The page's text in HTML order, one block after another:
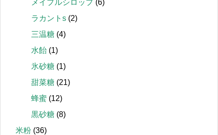
メイプルシロップ(6)
ラカントs (2)
三温糖 (4)
水飴 (1)
氷砂糖 (1)
甜菜糖 (21)
蜂蜜 (12)
黒砂糖 (8)
米粉 (36)